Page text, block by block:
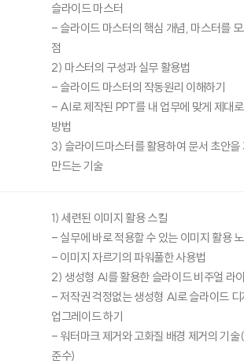
슬라이드 마스터
- 슬라이드 마스터의 핵심 개념, 마스터를
점
2) 마스터의 구성과 실무 활용법
- 슬라이드 마스터의 작동원리 이해하기
- AI로 제작된 PPT를 내 업무에 맞게 제대
방법
3) 슬라이드마스터를 활용하여 문서 초안을
만드는 기술
1) 세련된 이미지 활용 스킬
- 실무에 바로 적용할 수 있는 이미지 활용
- 이미지 자르기의 파워풀한 사용법
2) 생성형 AI를 활용한 슬라이드 비주얼 라
- 저작권 걱정없는 생성형 AI로 슬라이드 디
업그레이드 하기
- 워터마크 제거와 고화질 배경 제거의 기
준수)